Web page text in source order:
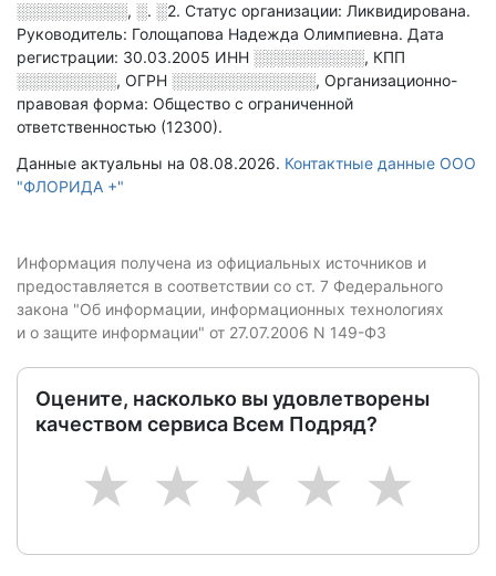
░░░░░░░░░░, ░. ░2. Статус организации: Ликвидирована.
Руководитель: Голощапова Надежда Олимпиевна. Дата
регистрации: 30.03.2005 ИНН ░░░░░░░░░░, КПП
░░░░░░░░░, ОГРН ░░░░░░░░░░░░░, Организационно-
правовая форма: Общество с ограниченной
ответственностью (12300).
Данные актуальны на 08.08.2026. Контактные данные ООО
"ФЛОРИДА +"
Информация получена из официальных источников и
предоставляется в соответствии со ст. 7 Федерального
закона "Об информации, информационных технологиях
и о защите информации" от 27.07.2006 N 149-ФЗ
Оцените, насколько вы удовлетворены
качеством сервиса Всем Подряд?
5
4
3
2
1